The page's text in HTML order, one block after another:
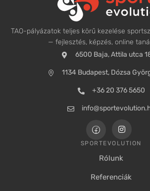
TAO-pályázatok teljes körű kezelése
— fejlesztés, képzés, online
6500 Baja, Attila utca
1134 Budapest, Dózsa
+36 20 376 5650
SPORTEVOLUTION
Rólunk
Referenciák